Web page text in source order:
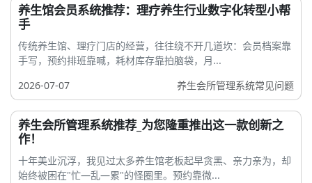
养生馆会员系统推荐：理疗养生行业数字化转型小帮
手
传统养生馆、理疗门店的经营，往往绕不开几道坎：会员档案靠
手写，预约排班靠喊，耗材库存靠拍脑袋，月...
2026-07-07
养生会所管理系统常见问题
养生会所管理系统推荐_为您隆重推出这一款创新之
作！
十年美业沉浮，我见过太多养生馆老板起早贪黑、亲力亲为，却
始终被困在"忙—乱—累"的怪圈里。预约靠微...